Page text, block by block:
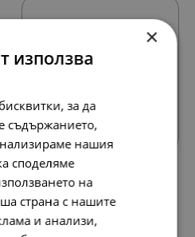
×
използва
за да
съдържанието,
нашия
споделяме
на
страна с нашите
и анализи,